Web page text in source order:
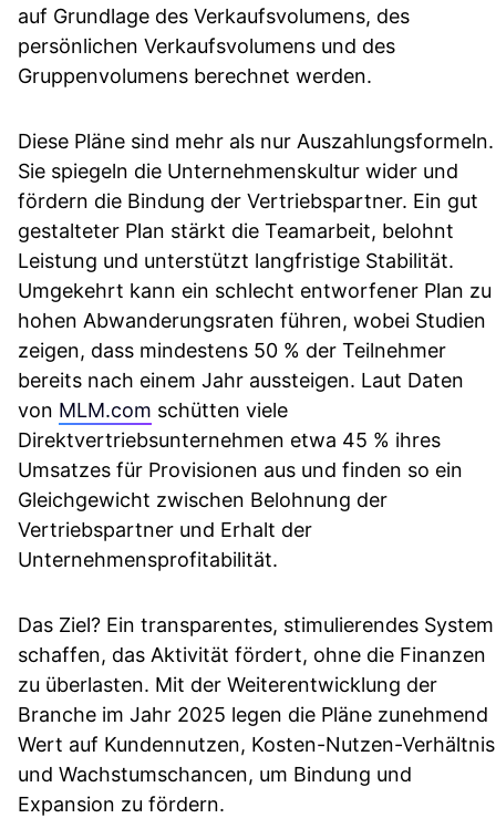
auf Grundlage des Verkaufsvolumens, des
persönlichen Verkaufsvolumens und des
Gruppenvolumens berechnet werden.
Diese Pläne sind mehr als nur Auszahlungsformeln.
Sie spiegeln die Unternehmenskultur wider und
fördern die Bindung der Vertriebspartner. Ein gut
gestalteter Plan stärkt die Teamarbeit, belohnt
Leistung und unterstützt langfristige Stabilität.
Umgekehrt kann ein schlecht entworfener Plan zu
hohen Abwanderungsraten führen, wobei Studien
zeigen, dass mindestens 50 % der Teilnehmer
bereits nach einem Jahr aussteigen. Laut Daten
von MLM.com schütten viele
Direktvertriebsunternehmen etwa 45 % ihres
Umsatzes für Provisionen aus und finden so ein
Gleichgewicht zwischen Belohnung der
Vertriebspartner und Erhalt der
Unternehmensprofitabilität.
Das Ziel? Ein transparentes, stimulierendes System
schaffen, das Aktivität fördert, ohne die Finanzen
zu überlasten. Mit der Weiterentwicklung der
Branche im Jahr 2025 legen die Pläne zunehmend
Wert auf Kundennutzen, Kosten-Nutzen-Verhältnis
und Wachstumschancen, um Bindung und
Expansion zu fördern.